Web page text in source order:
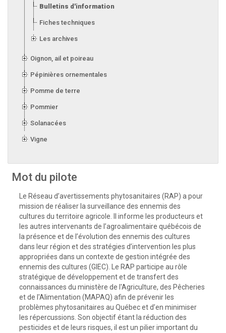
Bulletins d'information 2026
Fiches techniques
Les archives
Oignon, ail et poireau
Pépinières ornementales
Pomme de terre
Pommier
Solanacées
Vigne
Mot du pilote
Le Réseau d’avertissements phytosanitaires (RAP) a pour
mission de réaliser la surveillance des ennemis des
cultures du territoire agricole. Il informe les producteurs et
les autres intervenants de l’agroalimentaire québécois de
la présence et de l’évolution des ennemis des cultures
dans leur région et des stratégies d’intervention les plus
appropriées dans un contexte de gestion intégrée des
ennemis des cultures (GIEC). Le RAP participe au rôle
stratégique de développement et de transfert des
connaissances du ministère de l'Agriculture, des Pêcheries
et de l'Alimentation (MAPAQ) afin de prévenir les
problèmes phytosanitaires au Québec et d’en minimiser
les répercussions. Son objectif étant la réduction des
pesticides et de leurs risques, il est un pilier important du